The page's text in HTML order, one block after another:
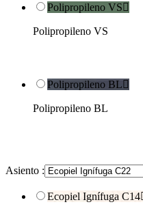
Polipropileno VS
Polipropileno VS
Polipropileno BL
Polipropileno BL
Asiento :
Ecopiel Ignífuga C14